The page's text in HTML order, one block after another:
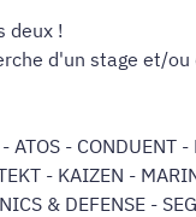
deux !
d'un stage et/
- CONDUENT
- KAIZEN -
& DEFENSE -